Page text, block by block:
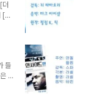
은
들
T-
[내
고
의
장
들
인
를